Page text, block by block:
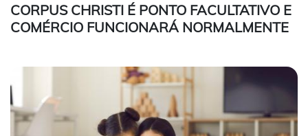
CORPUS CHRISTI É PONTO FACULTATIVO E
COMÉRCIO FUNCIONARÁ NORMALMENTE